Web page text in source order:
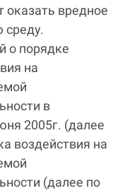
оказать вредное
о порядке
на
в
2005г. (далее
воздействия на
(далее по